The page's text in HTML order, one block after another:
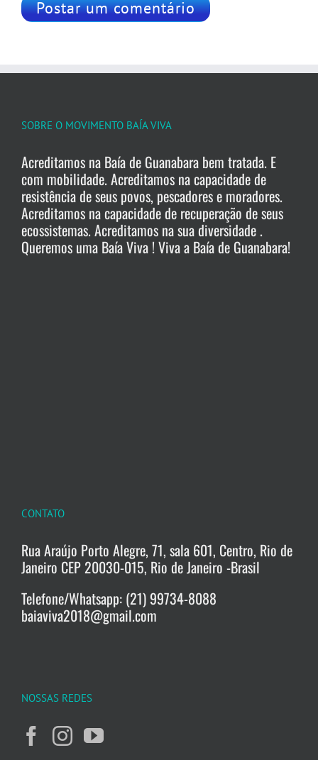
SOBRE O MOVIMENTO BAÍA VIVA
Acreditamos na Baía de Guanabara bem tratada. E
com mobilidade. Acreditamos na capacidade de
resistência de seus povos, pescadores e moradores.
Acreditamos na capacidade de recuperação de seus
ecossistemas. Acreditamos na sua diversidade .
Queremos uma Baía Viva ! Viva a Baía de Guanabara!
CONTATO
Rua Araújo Porto Alegre, 71, sala 601, Centro, Rio de
Janeiro CEP 20030-015, Rio de Janeiro -Brasil
Telefone/Whatsapp: (21) 99734-8088
baiaviva2018@gmail.com
NOSSAS REDES